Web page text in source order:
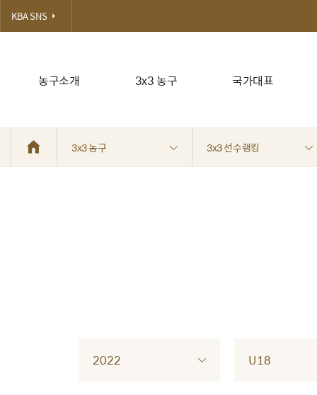
농구소개 3x3 농구 국가대표
KBA SNS
3x3 농구 3x3 선수랭킹
2022 U18